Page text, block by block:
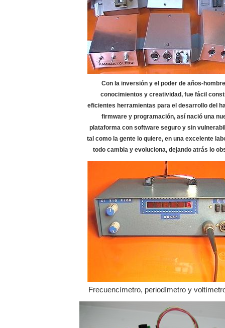
Con la inversión y el poder de años-
conocimientos y creatividad, fue fácil
eficientes herramientas para el desarrollo del
firmware y programación, así nació una
plataforma con software seguro y sin
tal como la gente lo quiere, en una excelente
todo cambia y evoluciona, dejando atrás lo
Frecuencímetro, periodímetro y